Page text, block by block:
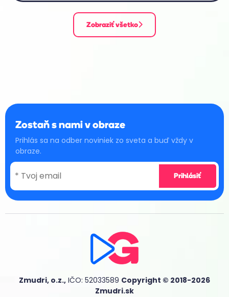
Zobraziť všetko
Zostaň s nami v obraze
Prihlás sa na odber noviniek zo sveta a buď vždy v
obraze.
Zmudri, o.z., IČO: 52033589 Copyright © 2018-2026
Zmudri.sk